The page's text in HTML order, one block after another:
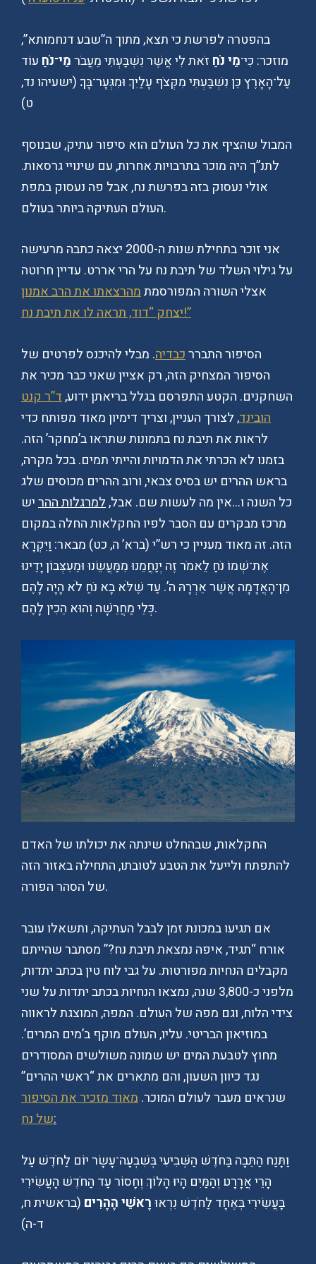
בהפטרה לפרשת כי תצא, מתוך ה”שבע דנחמותא”,
מוזכר: כִּי־מֵי נֹחַ זֹאת לִי אֲשֶׁר נִשְׁבַּעְתִּי מֵעֲבֹרמֵי־נֹחַ עוֹד
עַל־הָאָרֶץ כֵּן נִשְׁבַּעְתִּי מִקְּצֹף עָלַיִךְ וּמִגְּעָר־בָּךְ׃ (ישעיהו נד,
ט)
המבול שהציף את כל העולם הוא סיפור עתיק, שבנוסף
לתנ”ך היה מוכר בתרבויות אחרות, עם שינויי גרסאות.
אולי נעסוק בזה בפרשת נח, אבל פה נעסוק במפת
העולם העתיקה ביותר בעולם.
אני זוכר בתחילת שנות ה-2000 יצאה כתבה מרעישה
על גילוי השלד של תיבת נח על הרי אררט. עדיין חרוטה
אצלי השורה המפורסמתמהרצאתו את הרב אמנון
יצחק “דוד, תראה לו את תיבת נח!”
הסיפור התבררכבדיה. מבלי להיכנס לפרטים של
הסיפור המצחיק הזה, רק אציין שאני כבר מכיר את
השחקנים. הקטע התפרסם בגלל בריאתן ידוע,ד”ר קנט
הובינד, לצורך העניין, וצריך דימיון מאוד מפותח כדי
לראות את תיבת נח בתמונות שתראו ב’מחקר’ הזה.
בזמנו לא הכרתי את הדמויות והייתי תמים. בכל מקרה,
בראש ההרים יש בסיס צבאי, ורוב ההרים מכוסים שלג
כל השנה ו…אין מה לעשות שם. אבל,למרגלות ההריש
מרכז מבקרים עם הסבר לפיו החקלאות החלה במקום
הזה. זה מאוד מעניין כי רש”י (ברא’ ה, כט) מבאר: וַיִּקְרָא
אֶת־שְׁמוֹ נֹחַ לֵאמֹר זֶה יְנַחֲמֵנוּ מִמַּעֲשֵׂנוּ וּמֵעִצְּבוֹן יָדֵינוּ
מִן־הָאֲדָמָה אֲשֶׁר אֵרְרָהּ ה’. עַד שֶׁלֹּא בָא נֹחַ לֹא הָיָה לָהֶם
כְּלֵי מַחֲרֵשָׁה וְהוּא הֵכִין לָהֶם.
החקלאות, שבהחלט שינתה את יכולתו של האדם
להתפתח ולייעל את הטבע לטובתו, התחילה באזור הזה
של הסהר הפורה.
אם תגיעו במכונת זמן לבבל העתיקה, ותשאלו עובר
אורח “תגיד, איפה נמצאת תיבת נח?” מסתבר שהייתם
מקבלים הנחיות מפורטות. על גבי לוח טין בכתב יתדות,
מלפני כ-3,800 שנה, נמצאו הנחיות בכתב יתדות על שני
צידי הלוח, וגם מפה של העולם. המפה, המוצגת לראווה
במוזיאון הבריטי. עליו, העולם מוקף ב’מים המרים’.
מחוץ לטבעת המים יש שמונה משולשים המסודרים
נגד כיוון השעון, והם מתארים את “ראשי ההרים”
שנראים מעבר לעולם המוכר.מאוד מזכיר את הסיפור
של נח:
וַתָּנַח הַתֵּבָה בַּחֹדֶשׁ הַשְּׁבִיעִי בְּשִׁבְעָה־עָשָׂר יוֹם לַחֹדֶשׁ עַל
הָרֵי אֲרָרָט׃ וְהַמַּיִם הָיוּ הָלוֹךְ וְחָסוֹר עַד הַחֹדֶשׁ הָעֲשִׂירִי
בָּעֲשִׂירִי בְּאֶחָד לַחֹדֶשׁ נִרְאוּרָאשֵׁי הֶהָרִים׃ (בראשית ח,
ד-ה)